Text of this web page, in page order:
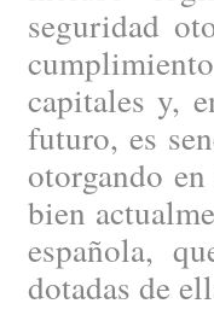
seguridad
capitales y,
futuro, es
otorgando
bien
española,
dotadas de